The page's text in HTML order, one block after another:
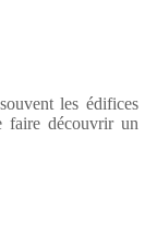
les édifices
faire découvrir un